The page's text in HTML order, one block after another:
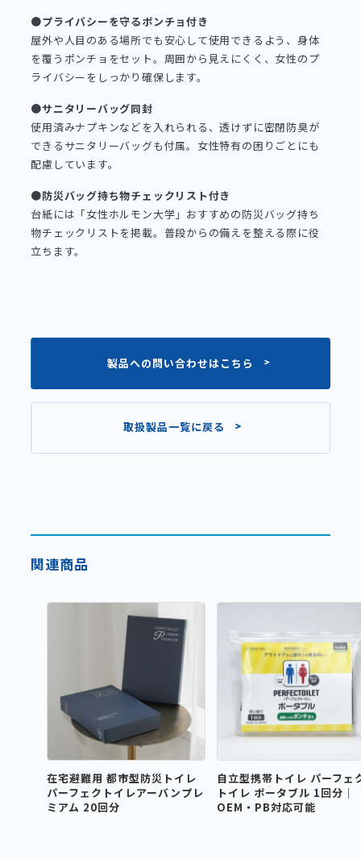
●プライバシーを守るポンチョ付き
屋外や人目のある場所でも安心して使用できるよう、身体
を覆うポンチョをセット。周囲から見えにくく、女性のプ
ライバシーをしっかり確保します。
●サニタリーバッグ同封
使用済みナプキンなどを入れられる、透けずに密閉防臭が
できるサニタリーバッグも付属。女性特有の困りごとにも
配慮しています。
●防災バッグ持ち物チェックリスト付き
台紙には「女性ホルモン大学」おすすめの防災バッグ持ち
物チェックリストを掲載。普段からの備えを整える際に役
立ちます。
製品への問い合わせはこちら
取扱製品一覧に戻る
関連商品
在宅避難用 都市型防災トイレ
パーフェクトイレアーバンプレ
ミアム 20回分
自立型携帯トイレ パーフェ
トイレ ポータブル 1回分｜
OEM・PB対応可能